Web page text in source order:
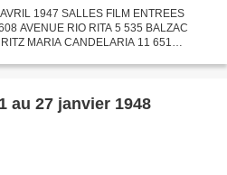
1947 SALLES FILM ENTREES
AVENUE RIO RITA 5 535 BALZAC
MARIA CANDELARIA 11 651
au 27 janvier 1948